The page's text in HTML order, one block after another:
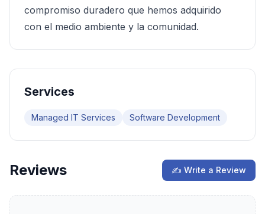
compromiso duradero que hemos adquirido
con el medio ambiente y la comunidad.
Services
Managed IT Services Software Development
Reviews ✍ Write a Review